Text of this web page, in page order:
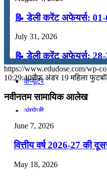
गणित
तर्कशक्ति
कंप्यूटर
अंग्रेजी
मॉक टेस्ट
टुडेज जीके
📝 डेली करेंट अफेयर्स:
July 31, 2026
📝 डेली करेंट अफेयर्स:
July 28, 2026
📝 डेली करेंट अफेयर्स: 25-
July 25, 2026
📝 डेली करेंट अफेयर्स: 22-
July 22, 2026
📝 डेली करेंट अफेयर्स: 19-
https://www.edudose.com/wp-
10:29:40सैफ अंडर 19 महिला
नवीनतम सामायिक आलेख
June 7, 2026
वित्तीय वर्ष 2026-27 की
May 18, 2026